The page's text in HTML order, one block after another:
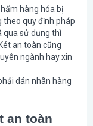
hàng hóa bị
theo quy định pháp
qua sử dụng thì
an toàn cũng
ngành hay xin
dán nhãn hàng
an toàn